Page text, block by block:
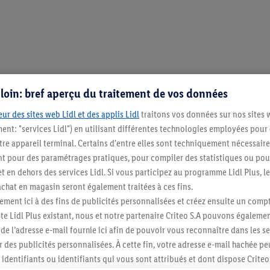
les articles sont disponibles jusqu’à épuisement du
food sont calculées sur la base du prix du webshop (s’ils
Lidl Plus). Plus d'informations sur la disponibilité
pour lesquels un supplément XL est facturé, mais
repris dans votre panier et dans l’aperçu de votre
uniques de Lidl.be
Livraison à domicile ou dans un point de
collecte
bref aperçu du traitement de vos données
des sites web Lidl et des applis Lidltraitons vos données sur nos sites
"services Lidl") en utilisant différentes technologies employées pour
appareil terminal. Certains d'entre elles sont techniquement
pour des paramétrages pratiques, pour compiler des statistiques ou
en dehors des services Lidl. Si vous participez au programme Lidl Plus,
en magasin seront également traitées à ces fins.
ici à des fins de publicités personnalisées et créez ensuite un
Lidl Plus existant, nous et notre partenaire Criteo S.A pouvons
l’adresse e-mail fournie ici afin de pouvoir vous reconnaître dans les
publicités personnalisées. À cette fin, votre adresse e-mail hachée
identifiants ou identifiants qui vous sont attribués et dont dispose Criteo